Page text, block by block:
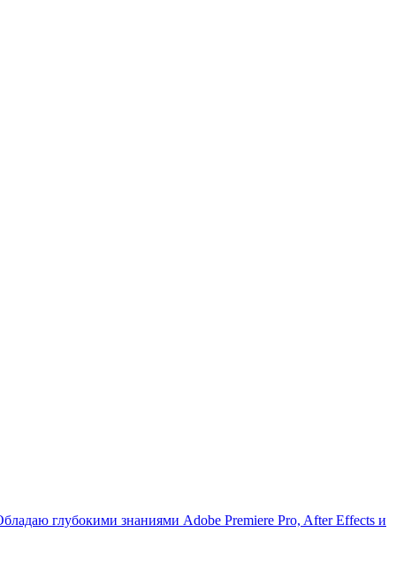
глубокими знаниями Adobe Premiere Pro, After Effects и